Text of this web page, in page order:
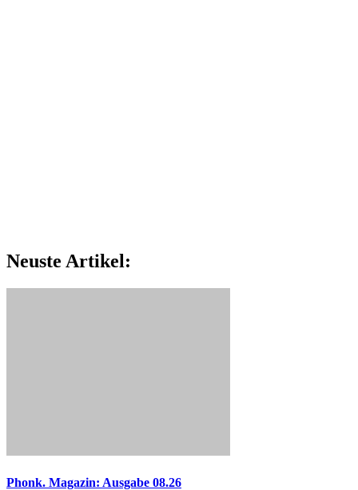
Neuste Artikel:
Phonk. Magazin: Ausgabe 08.26